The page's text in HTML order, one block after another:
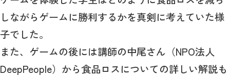
しながらゲームに勝利するかを真剣に考えていた様
子でした。
また、ゲームの後には講師の中尾さん（NPO法人
DeepPeople）から食品ロスについての詳しい解説も